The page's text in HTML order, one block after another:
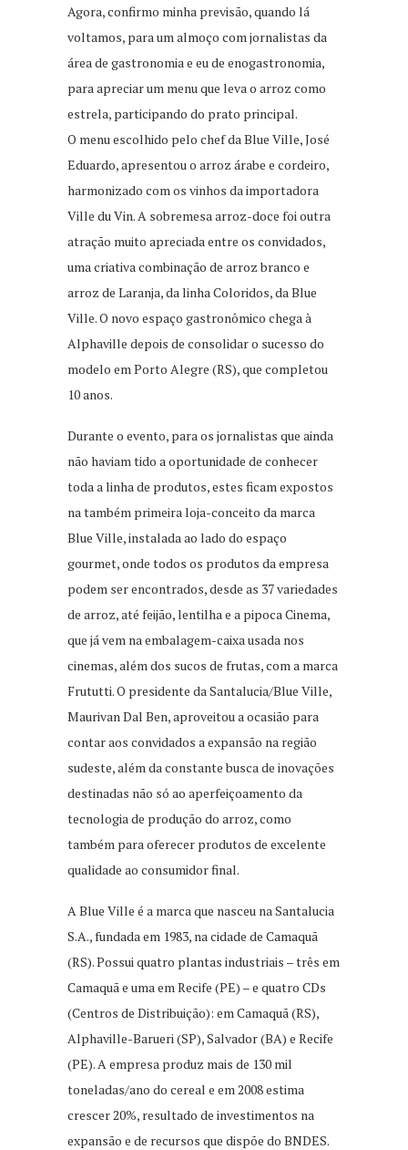
Agora, confirmo minha previsão, quando lá
voltamos, para um almoço com jornalistas da
área de gastronomia e eu de enogastronomia,
para apreciar um menu que leva o arroz como
estrela, participando do prato principal.
O menu escolhido pelo chef da Blue Ville, José
Eduardo, apresentou o arroz árabe e cordeiro,
harmonizado com os vinhos da importadora
Ville du Vin. A sobremesa arroz-doce foi outra
atração muito apreciada entre os convidados,
uma criativa combinação de arroz branco e
arroz de Laranja, da linha Coloridos, da Blue
Ville. O novo espaço gastronômico chega à
Alphaville depois de consolidar o sucesso do
modelo em Porto Alegre (RS), que completou
10 anos.
Durante o evento, para os jornalistas que ainda
não haviam tido a oportunidade de conhecer
toda a linha de produtos, estes ficam expostos
na também primeira loja-conceito da marca
Blue Ville, instalada ao lado do espaço
gourmet, onde todos os produtos da empresa
podem ser encontrados, desde as 37 variedades
de arroz, até feijão, lentilha e a pipoca Cinema,
que já vem na embalagem-caixa usada nos
cinemas, além dos sucos de frutas, com a marca
Frututti. O presidente da Santalucia/Blue Ville,
Maurivan Dal Ben, aproveitou a ocasião para
contar aos convidados a expansão na região
sudeste, além da constante busca de inovações
destinadas não só ao aperfeiçoamento da
tecnologia de produção do arroz, como
também para oferecer produtos de excelente
qualidade ao consumidor final.
A Blue Ville é a marca que nasceu na Santalucia
S.A., fundada em 1983, na cidade de Camaquã
(RS). Possui quatro plantas industriais – três em
Camaquã e uma em Recife (PE) – e quatro CDs
(Centros de Distribuição): em Camaquã (RS),
Alphaville-Barueri (SP), Salvador (BA) e Recife
(PE). A empresa produz mais de 130 mil
toneladas/ano do cereal e em 2008 estima
crescer 20%, resultado de investimentos na
expansão e de recursos que dispõe do BNDES.